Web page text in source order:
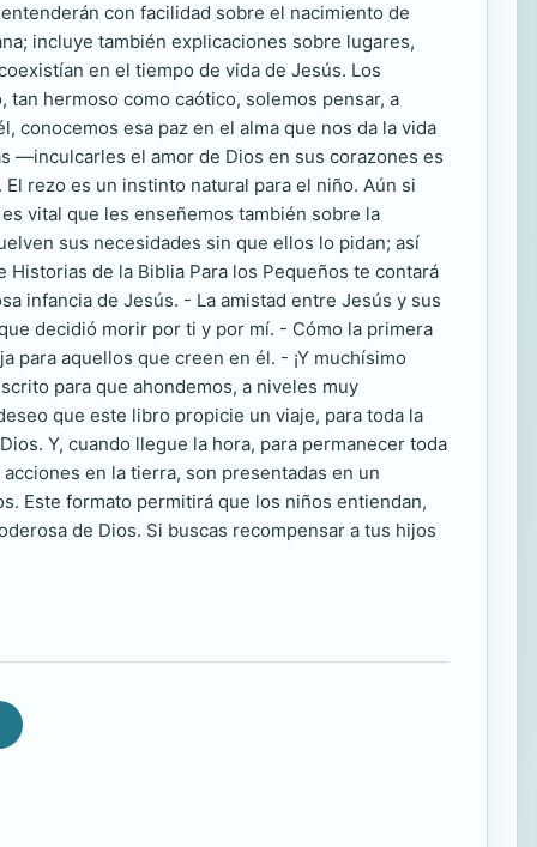
con facilidad sobre el nacimiento de
incluye también explicaciones sobre lugares,
en el tiempo de vida de Jesús. Los
hermoso como caótico, solemos pensar, a
conocemos esa paz en el alma que nos da la vida
—inculcarles el amor de Dios en sus corazones es
rezo es un instinto natural para el niño. Aún si
vital que les enseñemos también sobre la
sus necesidades sin que ellos lo pidan; así
de la Biblia Para los Pequeños te contará
infancia de Jesús. - La amistad entre Jesús y sus
decidió morir por ti y por mí. - Cómo la primera
para aquellos que creen en él. - ¡Y muchísimo
para que ahondemos, a niveles muy
que este libro propicie un viaje, para toda la
Y, cuando llegue la hora, para permanecer toda
en la tierra, son presentadas en un
Este formato permitirá que los niños entiendan,
de Dios. Si buscas recompensar a tus hijos